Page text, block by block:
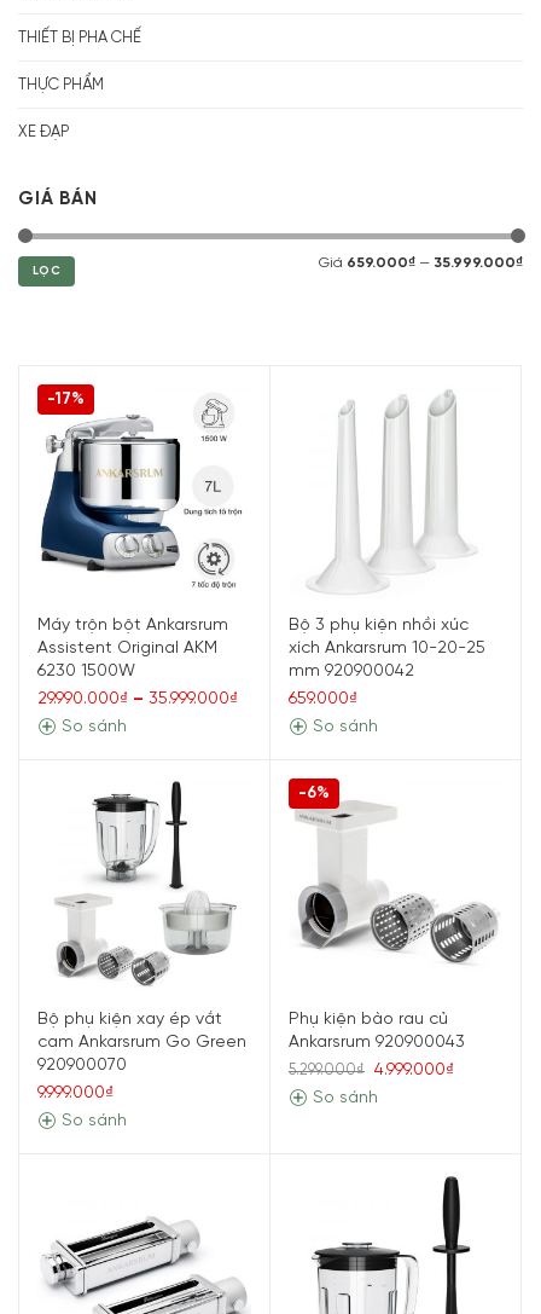
THIẾT BỊ PHA CHẾ
THỰC PHẨM
XE ĐẠP
GIÁ BÁN
LỌC
Giá 659.000₫ — 35.999.000₫
-17%
Máy trộn bột Ankarsrum
Assistent Original AKM
6230 1500W
29.990.000₫ – 35.999.000₫
So sánh
Bộ 3 phụ kiện nhồi xúc
xích Ankarsrum 10-20-25
mm 920900042
659.000₫
So sánh
Bộ phụ kiện xay ép vắt
cam Ankarsrum Go Green
920900070
9.999.000₫
So sánh
-6%
Phụ kiện bào rau củ
Ankarsrum 920900043
5.299.000₫
4.999.000₫
So sánh